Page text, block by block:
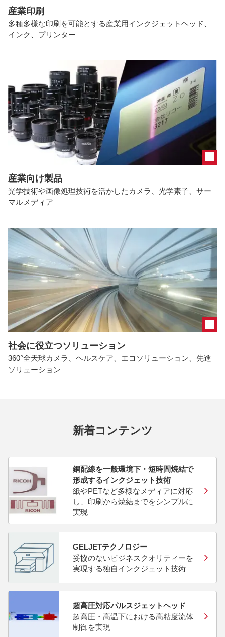
産業印刷
多種多様な印刷を可能とする産業用インクジェットヘッド、
インク、プリンター
産業向け製品
光学技術や画像処理技術を活かしたカメラ、光学素子、サー
マルメディア
社会に役立つソリューション
360°全天球カメラ、ヘルスケア、エコソリューション、先進
ソリューション
新着コンテンツ
銅配線を一般環境下・短時間焼結で
形成するインクジェット技術
紙やPETなど多様なメディアに対応
し、印刷から焼結までをシンプルに
実現
GELJETテクノロジー
妥協のないビジネスクオリティーを
実現する独自インクジェット技術
超高圧対応パルスジェットヘッド
超高圧・高温下における高粘度流体
制御を実現